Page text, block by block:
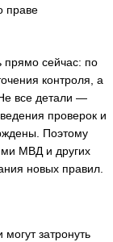
праве
прямо сейчас: по
контроля, а
все детали —
проверок и
Поэтому
МВД и других
новых правил.
могут затронуть